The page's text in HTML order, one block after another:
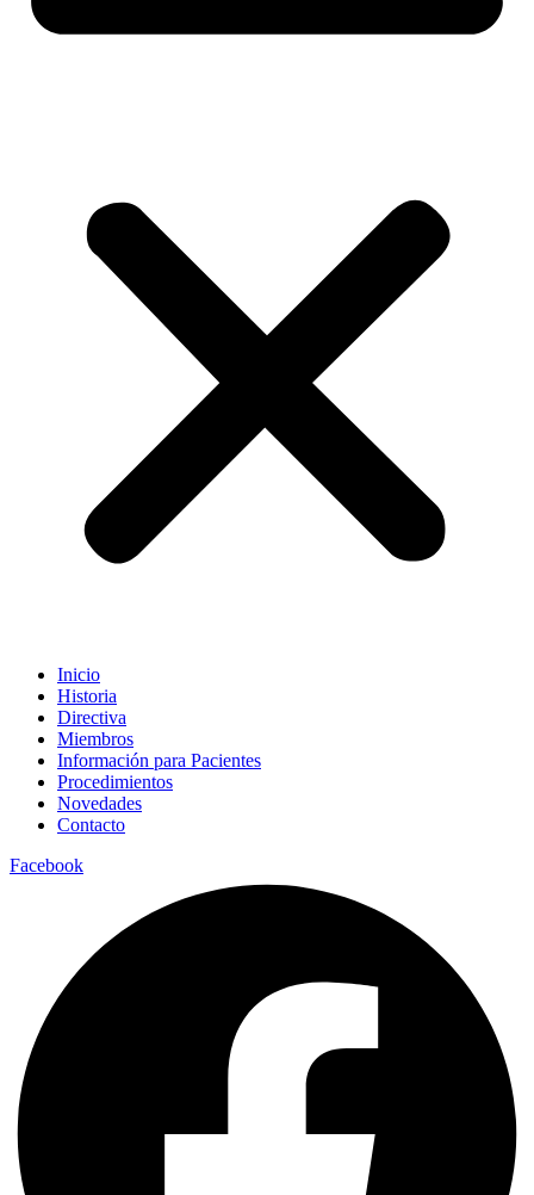
Inicio
Historia
Directiva
Miembros
Información para Pacientes
Procedimientos
Novedades
Contacto
Facebook